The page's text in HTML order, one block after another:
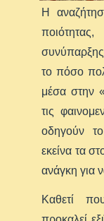
Η
συνύπαρξης
το πόσο
μέσα στην
τις
οδηγούν
εκείνα τα
ανάγκη για
Καθετί